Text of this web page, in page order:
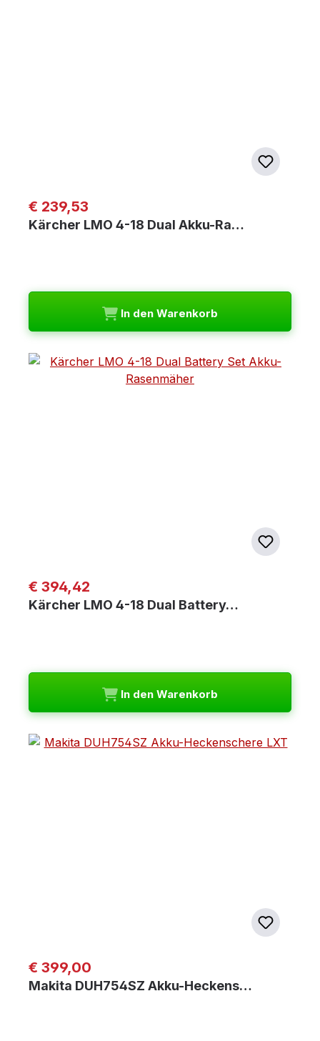
Regulärer Preis:
€ 239,53
Kärcher LMO 4-18 Dual Akku-Ra…
In den Warenkorb
Regulärer Preis:
€ 394,42
Kärcher LMO 4-18 Dual Battery…
In den Warenkorb
Regulärer Preis:
€ 399,00
Makita DUH754SZ Akku-Heckens…